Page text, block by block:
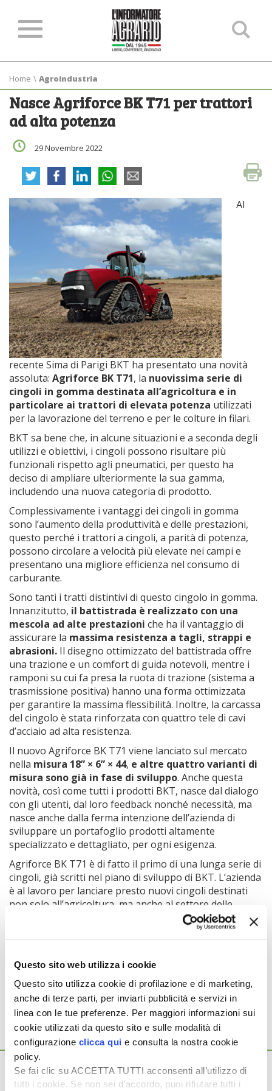
Questo sito web utilizza i cookie
Questo sito utilizza cookie di profilazione e di marketing,
anche di terze parti, per inviarti pubblicità e servizi in
linea con le tue preferenze. Per maggiori informazioni sui
cookie utilizzati da questo sito e sulle modalità di
configurazione clicca qui e consulta la nostra cookie
policy.
Se fai clic su ACCETTA TUTTI acconsenti all’utilizzo di
tutti i cookie. Se non sei d’accordo, puoi rifiutare tutti i
Home \ Agroindustria
Nasce Agriforce BK T71 per trattori
ad alta potenza
29 Novembre 2022
Al
recente Sima di Parigi BKT ha presentato una novità
assoluta: Agriforce BK T71, la nuovissima serie di
cingoli in gomma destinata all’agricoltura e in
particolare ai trattori di elevata potenza utilizzati
per la lavorazione del terreno e per le colture in filari.
BKT sa bene che, in alcune situazioni e a seconda degli
utilizzi e obiettivi, i cingoli possono risultare più
funzionali rispetto agli pneumatici, per questo ha
deciso di ampliare ulteriormente la sua gamma,
includendo una nuova categoria di prodotto.
Complessivamente i vantaggi dei cingoli in gomma
sono l’aumento della produttività e delle prestazioni,
questo perché i trattori a cingoli, a parità di potenza,
possono circolare a velocità più elevate nei campi e
presentano una migliore efficienza nel consumo di
carburante.
Sono tanti i tratti distintivi di questo cingolo in gomma.
Innanzitutto, il battistrada è realizzato con una
mescola ad alte prestazioni che ha il vantaggio di
assicurare la massima resistenza a tagli, strappi e
abrasioni. Il disegno ottimizzato del battistrada offre
una trazione e un comfort di guida notevoli, mentre i
ramponi su cui fa presa la ruota di trazione (sistema a
trasmissione positiva) hanno una forma ottimizzata
per garantire la massima flessibilità. Inoltre, la carcassa
del cingolo è stata rinforzata con quattro tele di cavi
d’acciaio ad alta resistenza.
Il nuovo Agriforce BK T71 viene lanciato sul mercato
nella misura 18” × 6” × 44, e altre quattro varianti di
misura sono già in fase di sviluppo. Anche questa
novità, così come tutti i prodotti BKT, nasce dal dialogo
con gli utenti, dal loro feedback nonché necessità, ma
nasce anche dalla ferma intenzione dell’azienda di
sviluppare un portafoglio prodotti altamente
specializzato e dettagliato, per ogni esigenza.
Agriforce BK T71 è di fatto il primo di una lunga serie di
cingoli, già scritti nel piano di sviluppo di BKT. L’azienda
è al lavoro per lanciare presto nuovi cingoli destinati
non solo all’agricoltura, ma anche al settore delle
Ulteriori informazioni
Argomenti:
BKT
Ti potrebbero interessare anche...
29 Gennaio 2026
I costruttori al centro della nuova strategia